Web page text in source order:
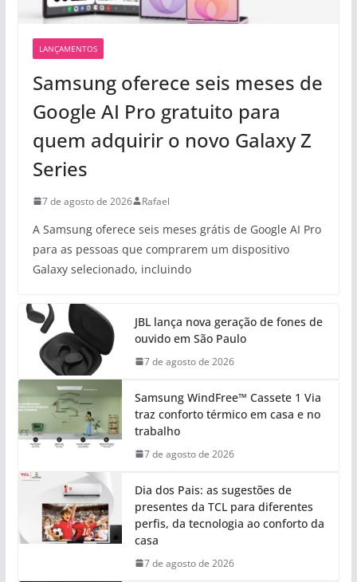
LANÇAMENTOS
Samsung oferece seis meses de
Google AI Pro gratuito para
quem adquirir o novo Galaxy Z
Series
7 de agosto de 2026 Rafael
A Samsung oferece seis meses grátis de Google AI Pro
para as pessoas que comprarem um dispositivo
Galaxy selecionado, incluindo
JBL lança nova geração de fones de
ouvido em São Paulo
7 de agosto de 2026
Samsung WindFree™ Cassete 1 Via
traz conforto térmico em casa e no
trabalho
7 de agosto de 2026
Dia dos Pais: as sugestões de
presentes da TCL para diferentes
perfis, da tecnologia ao conforto da
casa
7 de agosto de 2026